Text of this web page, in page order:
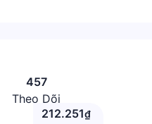
457
Theo Dõi
212.251₫